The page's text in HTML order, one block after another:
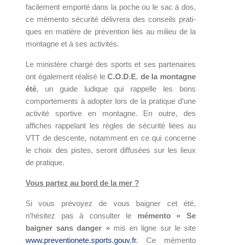
facilement emporté dans la poche ou le sac à dos,
ce mémento sécurité délivrera des conseils pra­­ti­­
ques en matière de pré­­ven­­tion liés au milieu de la
montagne et à ses acti­­vi­­tés.
Le ministère chargé des sports et ses partenaires
ont également réalisé leC.O.D.E. de la montagne
été, un guide ludique qui rappelle les bons
comportements à adopter lors de la pratique d’une
activité sportive en montagne. En outre, des
affiches rappelant les règles de sécurité liées au
VTT de descente, notamment en ce qui concerne
le choix des pistes, seront diffusées sur les lieux
de pratique.
Vous partez au bord de la mer ?
Si vous prévoyez de vous baigner cet été,
n’hésitez pas à consulter le mémento « Se
baigner sans danger » mis en ligne sur le site
www.preventionete.sports.gouv.fr. Ce mémento